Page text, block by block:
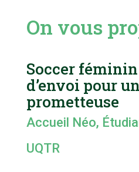
On vous
Soccer féminin
d’envoi pour
prometteuse
Accueil Néo,
UQTR